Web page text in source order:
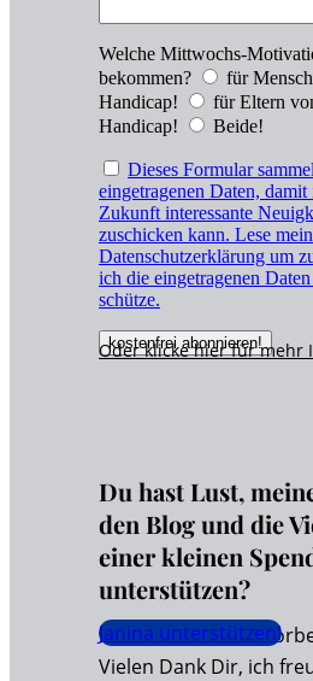
Welche Mittwochs-
bekommen?
für
Handicap!
für Eltern
Handicap!
Beide!
Dieses Formular
eingetragenen Daten,
Zukunft interessante
zuschicken kann. Lese
Datenschutzerklärung um
ich die eingetragenen
schütze.
Oder klicke hier fürmehr
Du hast Lust,
den Blog und die
einer kleinen
unterstützen?
Dann schaue hier
Janina unterstützen!
Vielen Dank Dir, ich